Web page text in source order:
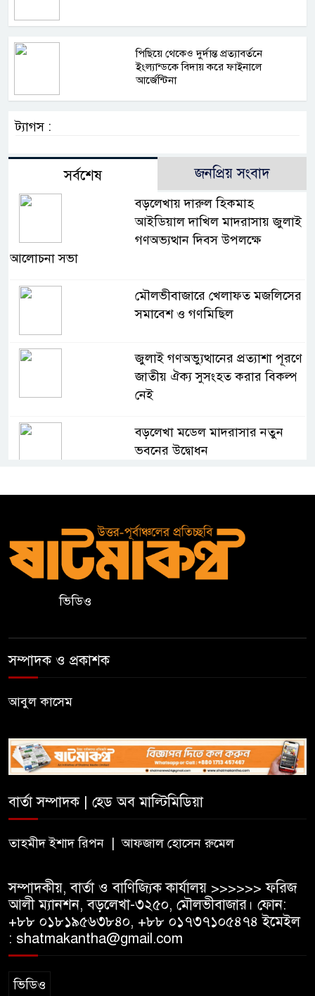
পিছিয়ে থেকেও দুর্দান্ত প্রত্যাবর্তনে
ইংল্যান্ডকে বিদায় করে ফাইনালে
আর্জেন্টিনা
ট্যাগস :
সর্বশেষ জনপ্রিয় সংবাদ
বড়লেখায় দারুল হিকমাহ
আইডিয়াল দাখিল মাদরাসায় জুলাই
গণঅভ্যত্থান দিবস উপলক্ষে
আলোচনা সভা
মৌলভীবাজারে খেলাফত মজলিসের
সমাবেশ ও গণমিছিল
জুলাই গণঅভ্যুত্থানের প্রত্যাশা পূরণে
জাতীয় ঐক্য সুসংহত করার বিকল্প
নেই
বড়লেখা মডেল মাদরাসার নতুন
ভবনের উদ্বোধন
শহীদ রুদ্র সেনের নামে স্মারক
কুলাউড়ায় জুলাই গণঅভ্যুত্থান দিবস
উপলক্ষে আলোচনা সভা ও পুরস্কার
স্বদেশ প্রত্যাবর্তনে আব্দুল লতিফকে
ক্রেস্ট,সনদ প্রদান
মাধবকুণ্ডের সৌন্দর্য রক্ষায় কার্যকর
ভিডিও
সম্পাদক ও প্রকাশক
আবুল কাসেম
বার্তা সম্পাদক | হেড অব মাল্টিমিডিয়া
তাহমীদ ইশাদ রিপন | আফজাল হোসেন রুমেল
সম্পাদকীয়, বার্তা ও বাণিজ্যিক কার্যালয় >>>>>> ফরিজ
আলী ম্যানশন, বড়লেখা-৩২৫০, মৌলভীবাজার। ফোন:
+৮৮ ০১৮১৯৫৬৩৮৪০, +৮৮ ০১৭৩৭১০৫৪৭৪ ইমেইল
: shatmakantha@gmail.com
ভিডিও